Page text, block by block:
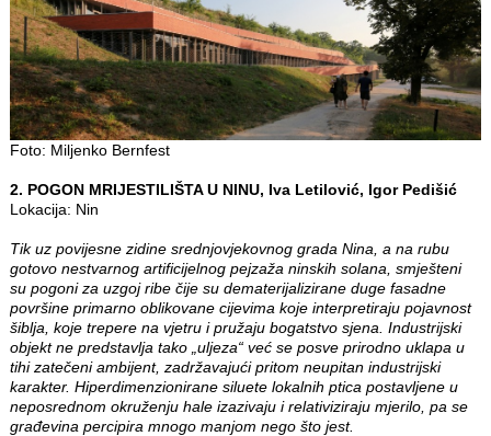
Foto: Miljenko Bernfest
2. POGON MRIJESTILIŠTA U NINU, Iva Letilović, Igor Pedišić
Lokacija: Nin
Tik uz povijesne zidine srednjovjekovnog grada Nina, a na rubu
gotovo nestvarnog artificijelnog pejzaža ninskih solana, smješteni
su pogoni za uzgoj ribe čije su dematerijalizirane duge fasadne
površine primarno oblikovane cijevima koje interpretiraju pojavnost
šiblja, koje trepere na vjetru i pružaju bogatstvo sjena. Industrijski
objekt ne predstavlja tako „uljeza“ već se posve prirodno uklapa u
tihi zatečeni ambijent, zadržavajući pritom neupitan industrijski
karakter. Hiperdimenzionirane siluete lokalnih ptica postavljene u
neposrednom okruženju hale izazivaju i relativiziraju mjerilo, pa se
građevina percipira mnogo manjom nego što jest.